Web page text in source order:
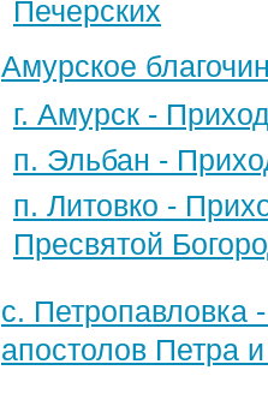
Печерских
Амурское
г. Амурск -
п. Эльбан -
п. Литовко -
Пресвятой
с. Петропавловка
апостолов Петра